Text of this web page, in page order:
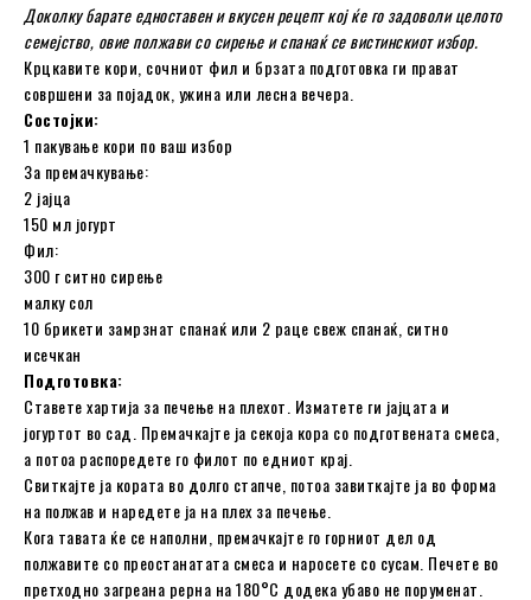
Доколку барате едноставен и вкусен рецепт кој ќе го задоволи целото
семејство, овие полжави со сирење и спанаќ се вистинскиот избор.
Крцкавите кори, сочниот фил и брзата подготовка ги прават
совршени за појадок, ужина или лесна вечера.
Состојки:
1 пакување кори по ваш избор
За премачкување:
2 јајца
150 мл јогурт
Фил:
300 г ситно сирење
малку сол
10 брикети замрзнат спанаќ или 2 раце свеж спанаќ, ситно
исечкан
Подготовка:
Ставете хартија за печење на плехот. Изматете ги јајцата и
јогуртот во сад. Премачкајте ја секоја кора со подготвената смеса,
а потоа распоредете го филот по едниот крај.
Свиткајте ја кората во долго стапче, потоа завиткајте ја во форма
на полжав и наредете ја на плех за печење.
Кога тавата ќе се наполни, премачкајте го горниот дел од
полжавите со преостанатата смеса и наросете со сусам. Печете во
претходно загреана рерна на 180°C додека убаво не поруменат.